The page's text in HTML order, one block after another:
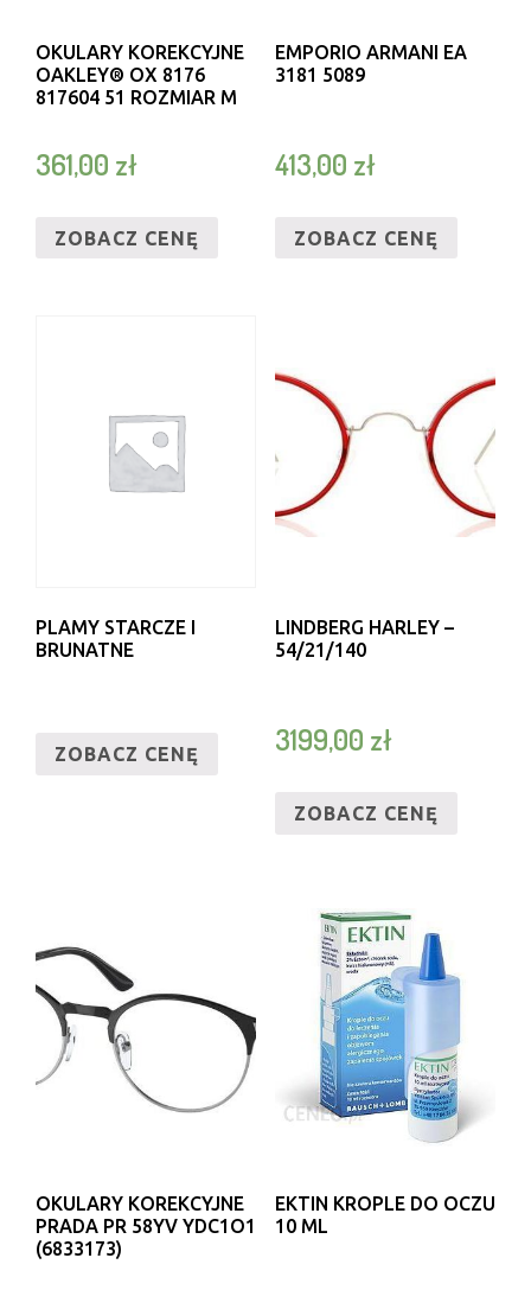
OKULARY KOREKCYJNE
OAKLEY® OX 8176
817604 51 ROZMIAR M
361,00 zł
ZOBACZ CENĘ
EMPORIO ARMANI EA
3181 5089
413,00 zł
ZOBACZ CENĘ
PLAMY STARCZE I
BRUNATNE
ZOBACZ CENĘ
LINDBERG HARLEY –
54/21/140
3199,00 zł
ZOBACZ CENĘ
OKULARY KOREKCYJNE
PRADA PR 58YV YDC1O1
(6833173)
EKTIN KROPLE DO OCZU
10 ML